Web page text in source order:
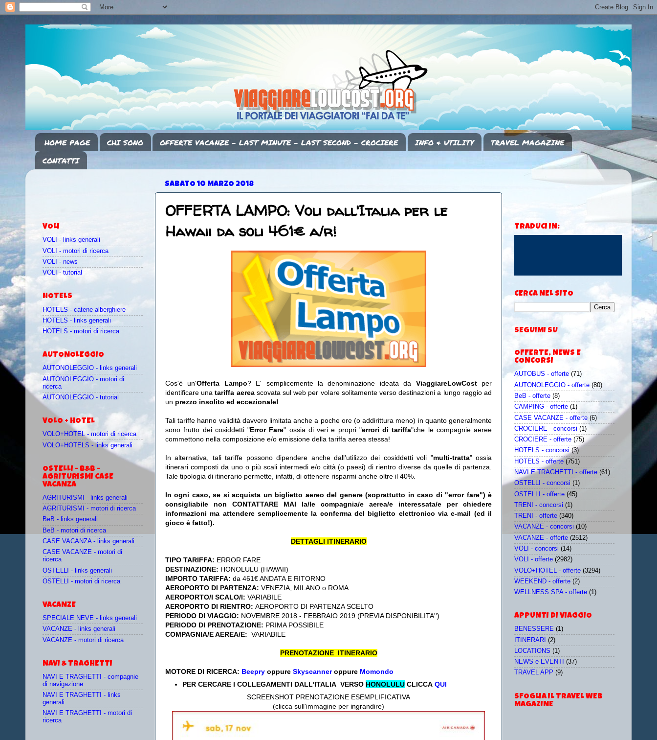
HOME PAGE CHI SONO OFFERTE VACANZE - LAST MINUTE - LAST SECOND - CROCIERE INFO & UTILITY
TRAVEL MAGAZINE
CONTATTI
SABATO 10 MARZO 2018
OFFERTA LAMPO: Voli dall'Italia per le
Hawaii da soli 461€ a/r!
Cos'è un'Offerta Lampo? E' semplicemente la denominazione ideata da ViaggiareLowCostper
identificare unatariffa aereascovata sul web per volare solitamente verso destinazioni a lungo raggio ad
un prezzo insolito ed eccezionale!
Tali tariffe hanno validità davvero limitata anche a poche ore (o addirittura meno) in quanto generalmente
sono frutto dei cosiddetti "Error Fare" ossia di veri e propri "errori di tariffa"che le compagnie aeree
commettono nella composizione e/o emissione della tariffa aerea stessa!
In alternativa, tali tariffe possono dipendere anche dall'utilizzo dei cosiddetti voli "multi-tratta" ossia
itinerari composti da uno o più scali intermedi e/o città (o paesi) di rientro diverse da quelle di partenza.
Tale tipologia di itinerario permette, infatti, di ottenere risparmi anche oltre il 40%.
In ogni caso, se si acquista un biglietto aereo del genere (soprattutto in caso di "error fare") è
consigliabile non CONTATTARE MAI la/le compagnia/e aerea/e interessata/e per chiedere
informazioni ma attendere semplicemente la conferma del biglietto elettronico via e-mail (ed il
gioco è fatto!).
DETTAGLI ITINERARIO
TIPO TARIFFA: ERROR FARE
DESTINAZIONE: HONOLULU (HAWAII)
IMPORTO TARIFFA: da 461€ ANDATA E RITORNO
AEROPORTO DI PARTENZA: VENEZIA, MILANO o ROMA
AEROPORTO/I SCALO/I: VARIABILE
AEROPORTO DI RIENTRO: AEROPORTO DI PARTENZA SCELTO
PERIODO DI VIAGGIO: NOVEMBRE 2018 - FEBBRAIO 2019 (PREVIA DISPONIBILITA'')
PERIODO DI PRENOTAZIONE: PRIMA POSSIBILE
COMPAGNIA/E AEREA/E: VARIABILE
PRENOTAZIONE ITINERARIO
MOTORE DI RICERCA: Beepry oppure Skyscanneroppure Momondo
PER CERCARE I COLLEGAMENTI DALL'ITALIA VERSO HONOLULUCLICCA QUI
SCREENSHOT PRENOTAZIONE ESEMPLIFICATIVA
(clicca sull'immagine per ingrandire)
VOLI
VOLI - links generali
VOLI - motori di ricerca
VOLI - news
VOLI - tutorial
HOTELS
HOTELS - catene alberghiere
HOTELS - links generali
HOTELS - motori di ricerca
AUTONOLEGGIO
AUTONOLEGGIO - links generali
AUTONOLEGGIO - motori di
ricerca
AUTONOLEGGIO - tutorial
VOLO + HOTEL
VOLO+HOTEL - motori di ricerca
VOLO+HOTELS - links generali
OSTELLI - B&B -
AGRITURISMI CASE
VACANZA
AGRITURISMI - links generali
AGRITURISMI - motori di ricerca
BeB - links generali
BeB - motori di ricerca
CASE VACANZA - links generali
CASE VACANZE - motori di
ricerca
OSTELLI - links generali
OSTELLI - motori di ricerca
VACANZE
SPECIALE NEVE - links generali
VACANZE - links generali
VACANZE - motori di ricerca
NAVI & TRAGHETTI
NAVI E TRAGHETTI - compagnie
di navigazione
NAVI E TRAGHETTI - links
generali
NAVI E TRAGHETTI - motori di
ricerca
TRADUCI IN:
CERCA NEL SITO
SEGUIMI SU
OFFERTE, NEWS E
CONCORSI
AUTOBUS - offerte (71)
AUTONOLEGGIO - offerte (80)
BeB - offerte (8)
CAMPING - offerte (1)
CASE VACANZE - offerte (6)
CROCIERE - concorsi (1)
CROCIERE - offerte (75)
HOTELS - concorsi (3)
HOTELS - offerte (751)
NAVI E TRAGHETTI - offerte (61)
OSTELLI - concorsi (1)
OSTELLI - offerte (45)
TRENI - concorsi (1)
TRENI - offerte (340)
VACANZE - concorsi (10)
VACANZE - offerte (2512)
VOLI - concorsi (14)
VOLI - offerte (2982)
VOLO+HOTEL - offerte (3294)
WEEKEND - offerte (2)
WELLNESS SPA - offerte (1)
APPUNTI DI VIAGGIO
BENESSERE (1)
ITINERARI (2)
LOCATIONS (1)
NEWS e EVENTI
(37)
TRAVEL APP (9)
SFOGLIA IL TRAVEL WEB
MAGAZINE